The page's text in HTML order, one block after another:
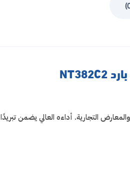
الكبيرة، والمعارض التجارية. أداءه العالي